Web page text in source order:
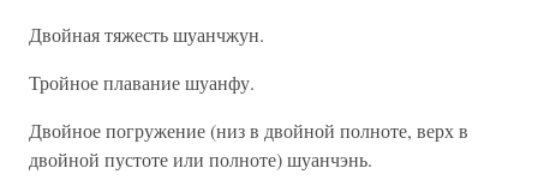
Двойная тяжесть шуанчжун.
Тройное плавание шуанфу.
Двойное погружение (низ в двойной полноте, верх в
двойной пустоте или полноте) шуанчэнь.